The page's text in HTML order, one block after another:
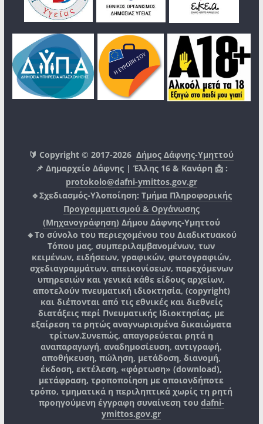
🔰 Copyright © 2017-2026Δήμος Δάφνης-Υμηττού
📌 Δημαρχείο Δάφνης | Έλλης 16 & Κανάρη 📩 :
protokolo@dafni-ymittos.gov.gr
🔹Σχεδιασμός-Υλοποίηση: Τμήμα Πληροφορικής
Προγραμματισμού & Οργάνωσης
(Μηχανογράφηση) Δήμου Δάφνης-Υμηττού
🔸Το σύνολο του περιεχομένου του Διαδικτυακού
Τόπου μας, συμπεριλαμβανομένων, των
κειμένων, ειδήσεων, γραφικών, φωτογραφιών,
σχεδιαγραμμάτων, απεικονίσεων, παρεχόμενων
υπηρεσιών και γενικά κάθε είδους αρχείων,
αποτελούν πνευματική ιδιοκτησία, (copyright)
και διέπονται από τις εθνικές και διεθνείς
διατάξεις περί Πνευματικής Ιδιοκτησίας, με
εξαίρεση τα ρητώς αναγνωρισμένα δικαιώματα
τρίτων.Συνεπώς, απαγορεύεται ρητά η
αναπαραγωγή, αναδημοσίευση, αντιγραφή,
αποθήκευση, πώληση, μετάδοση, διανομή,
έκδοση, εκτέλεση, «φόρτωση» (download),
μετάφραση, τροποποίηση με οποιονδήποτε
τρόπο, τμηματικά η περιληπτικά χωρίς τη ρητή
προηγούμενη έγγραφη συναίνεση του dafni-
ymittos.gov.gr